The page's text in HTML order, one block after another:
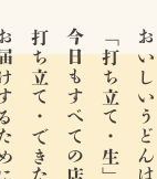
おいしいうどんは
今日もすべての店で、
めに、